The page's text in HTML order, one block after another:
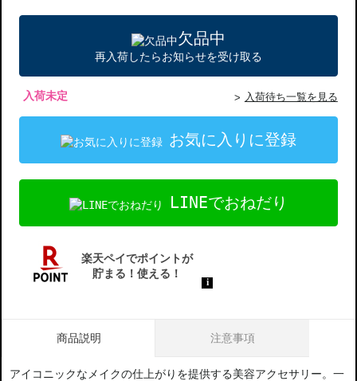
欠品中
再入荷したらお知らせを受け取る
入荷未定 入荷待ち一覧を見る
お気に入りに登録
LINEでおねだり
商品説明 注意事項
アイコニックなメイクの仕上がりを提供する美容アクセサリー。一